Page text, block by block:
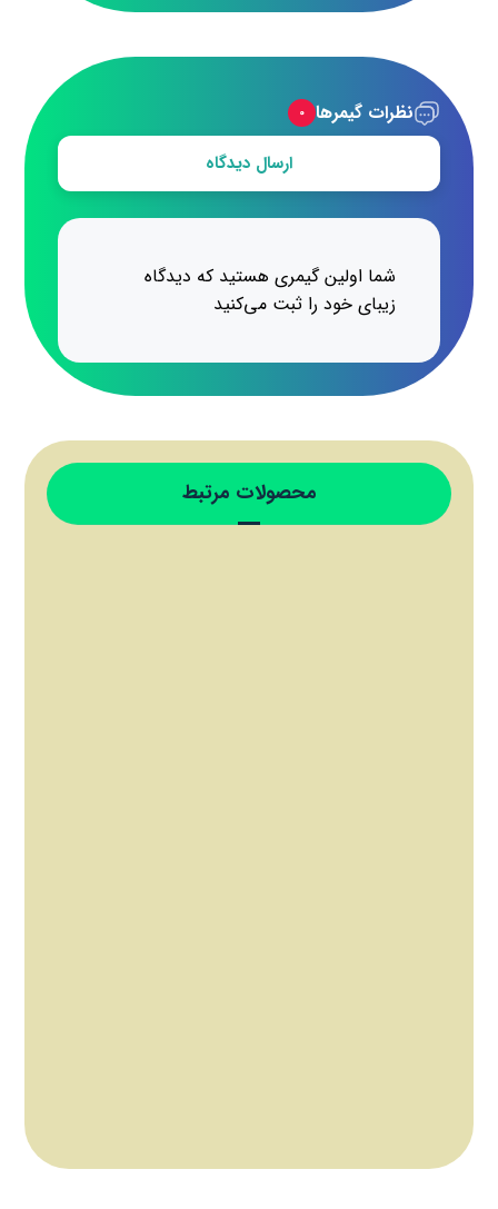
نظرات گیمرها ۰
ارسال دیدگاه
شما اولین گیمری هستید که دیدگاه
زیبای خود را ثبت می‌کنید
محصولات مرتبط